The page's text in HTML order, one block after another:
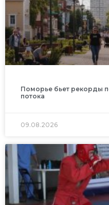
Поморье бьет рекорды
потока
09.08.2026